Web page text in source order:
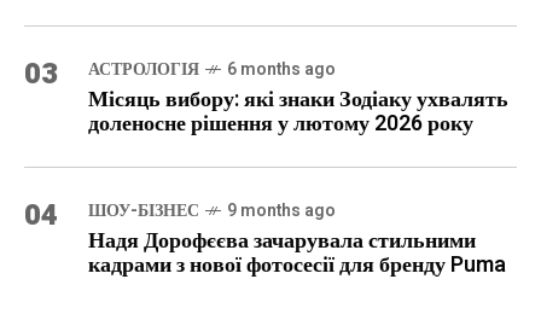
03 АСТРОЛОГІЯ 6 months ago
Місяць вибору: які знаки Зодіаку ухвалять
доленосне рішення у лютому 2026 року
04 ШОУ-БІЗНЕС 9 months ago
Надя Дорофєєва зачарувала стильними
кадрами з нової фотосесії для бренду Puma